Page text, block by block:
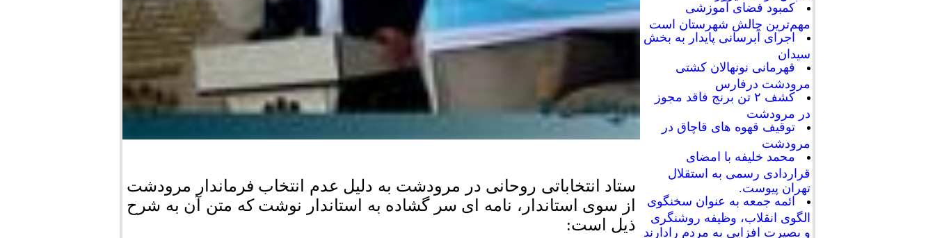
کمبود فضای آموزشی
مهم‌ترین چالش شهرستان است
اجرای آبرسانی پایدار به بخش
سیدان
قهرمانی نونهالان کشتی
مرودشت درفارس
کشف ۲ تن برنج فاقد مجوز
در مرودشت
توقیف قهوه های قاچاق در
مرودشت
محمد خلیفه با امضای
قراردادی رسمی به استقلال
تهران پیوست.
ائمه جمعه به عنوان سخنگوی
الگوی انقلاب، وظیفه روشنگری
و بصیرت افزایی به مردم رادارند
ستاد انتخاباتی روحانی در مرودشت به دلیل عدم انتخاب فرماندار مرودشت
از سوی استاندار، نامه ای سر گشاده به استاندار نوشت که متن آن به شرح
ذیل است: